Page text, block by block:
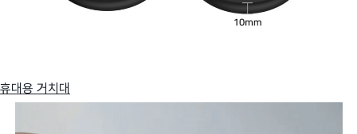
휴대용 거치대